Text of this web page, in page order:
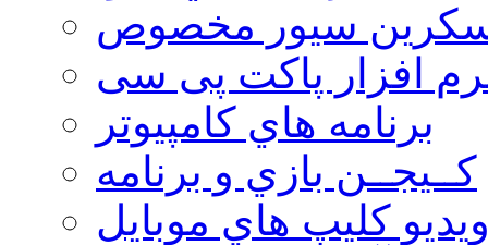
سيور مخصوص
افزار پاکت پی سی
برنامه هاي كامپيوتر
كــيجــن بازي و برنامه
كليپ هاي موبايل